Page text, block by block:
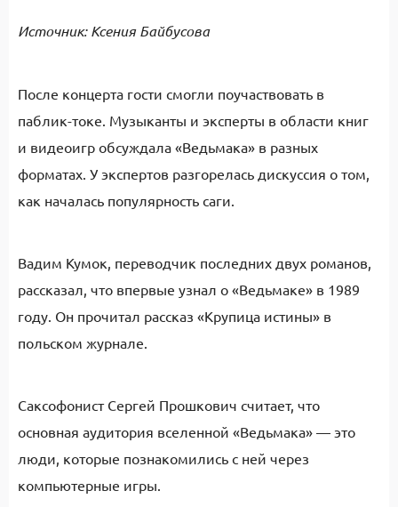
Источник: Ксения Байбусова
После концерта гости смогли поучаствовать в
паблик-токе. Музыканты и эксперты в области книг
и видеоигр обсуждала «Ведьмака» в разных
форматах. У экспертов разгорелась дискуссия о том,
как началась популярность саги.
Вадим Кумок, переводчик последних двух романов,
рассказал, что впервые узнал о «Ведьмаке» в 1989
году. Он прочитал рассказ «Крупица истины» в
польском журнале.
Саксофонист Сергей Прошкович считает, что
основная аудитория вселенной «Ведьмака» — это
люди, которые познакомились с ней через
компьютерные игры.